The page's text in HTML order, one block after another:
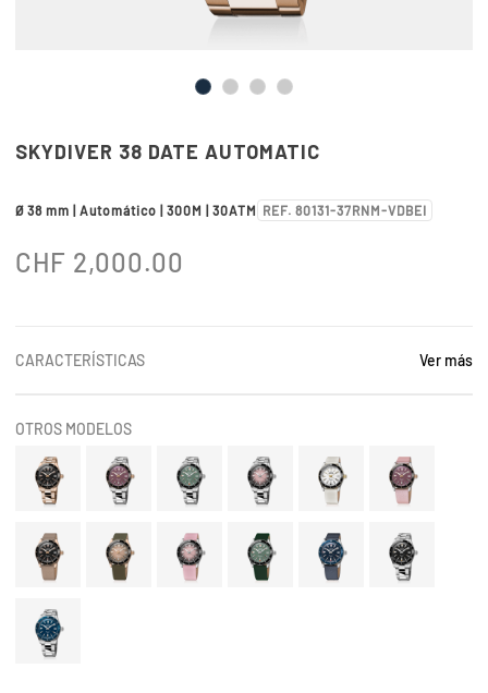
SKYDIVER 38 DATE AUTOMATIC
Ø 38 mm | Automático | 300M | 30ATM REF. 80131-37RNM-VDBEI
CHF 2,000.00
CARACTERÍSTICAS Ver más
OTROS MODELOS